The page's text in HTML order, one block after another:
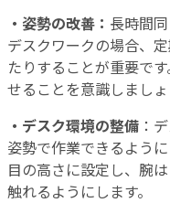
・姿勢の改善： 長時間
デスクワークの場合、
たりすることが重要で
せることを意識しましょ
・デスク環境の整備 ：
姿勢で作業できるよう
目の高さに設定し、腕
触れるようにします。